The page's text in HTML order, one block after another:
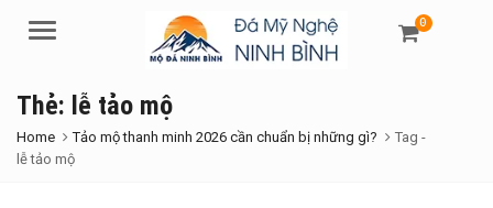
Menu
0
Thẻ: lễ tảo mộ
Home Tảo mộ thanh minh 2026 cần chuẩn bị những gì?
Tag -
lễ tảo mộ